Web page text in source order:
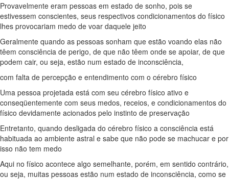
Provavelmente eram pessoas em estado de sonho, pois se
estivessem conscientes, seus respectivos condicionamentos do físico
lhes provocariam medo de voar daquele jeito
Geralmente quando as pessoas sonham que estão voando elas não
têem consciência de perigo, de que não têem onde se apoiar, de que
podem cair, ou seja, estão num estado de inconsciência,
com falta de percepção e entendimento com o cérebro físico
Uma pessoa projetada está com seu cérebro físico ativo e
conseqüentemente com seus medos, receios, e condicionamentos do
físico devidamente acionados pelo instinto de preservação
Entretanto, quando desligada do cérebro físico a consciência está
habituada ao ambiente astral e sabe que não pode se machucar e por
isso não tem medo
Aqui no físico acontece algo semelhante, porém, em sentido contrário,
ou seja, muitas pessoas estão num estado de inconsciência, como se